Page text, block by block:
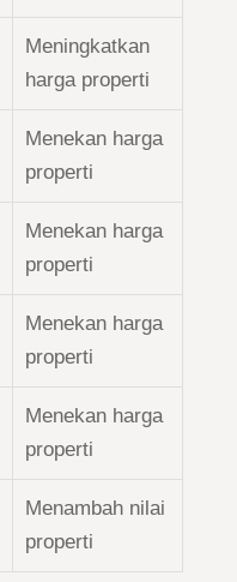
Meningkatkan
harga properti
Menekan harga
properti
Menekan harga
properti
Menekan harga
properti
Menekan harga
properti
Menambah nilai
properti